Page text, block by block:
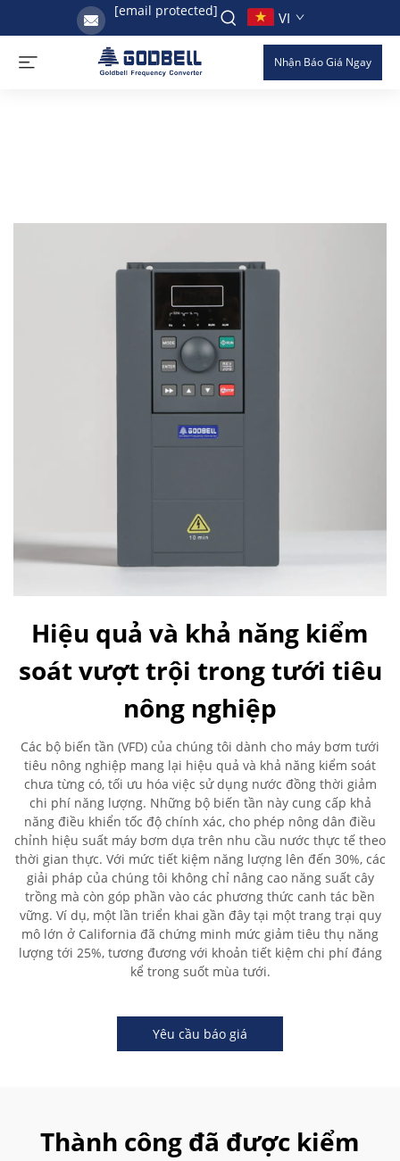
[email protected] VI
Nhận Báo Giá Ngay
Hiệu quả và khả năng kiểm
soát vượt trội trong tưới tiêu
nông nghiệp
Các bộ biến tần (VFD) của chúng tôi dành cho máy bơm tưới
tiêu nông nghiệp mang lại hiệu quả và khả năng kiểm soát
chưa từng có, tối ưu hóa việc sử dụng nước đồng thời giảm
chi phí năng lượng. Những bộ biến tần này cung cấp khả
năng điều khiển tốc độ chính xác, cho phép nông dân điều
chỉnh hiệu suất máy bơm dựa trên nhu cầu nước thực tế theo
thời gian thực. Với mức tiết kiệm năng lượng lên đến 30%, các
giải pháp của chúng tôi không chỉ nâng cao năng suất cây
trồng mà còn góp phần vào các phương thức canh tác bền
vững. Ví dụ, một lần triển khai gần đây tại một trang trại quy
mô lớn ở California đã chứng minh mức giảm tiêu thụ năng
lượng tới 25%, tương đương với khoản tiết kiệm chi phí đáng
kể trong suốt mùa tưới.
Yêu cầu báo giá
Thành công đã được kiểm